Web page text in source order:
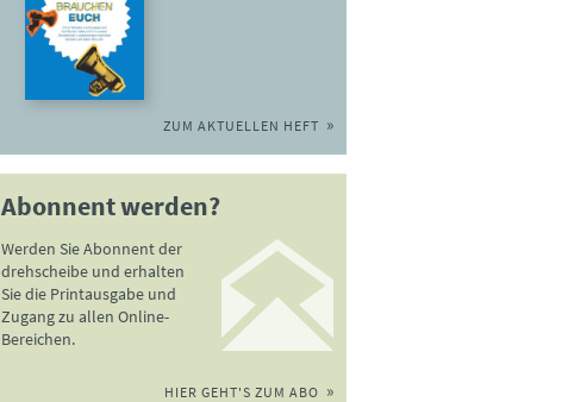
ZUM AKTUELLEN HEFT
Abonnent werden?
Werden Sie Abonnent der
drehscheibe und erhalten
Sie die Printausgabe und
Zugang zu allen Online-
Bereichen.
HIER GEHT'S ZUM ABO